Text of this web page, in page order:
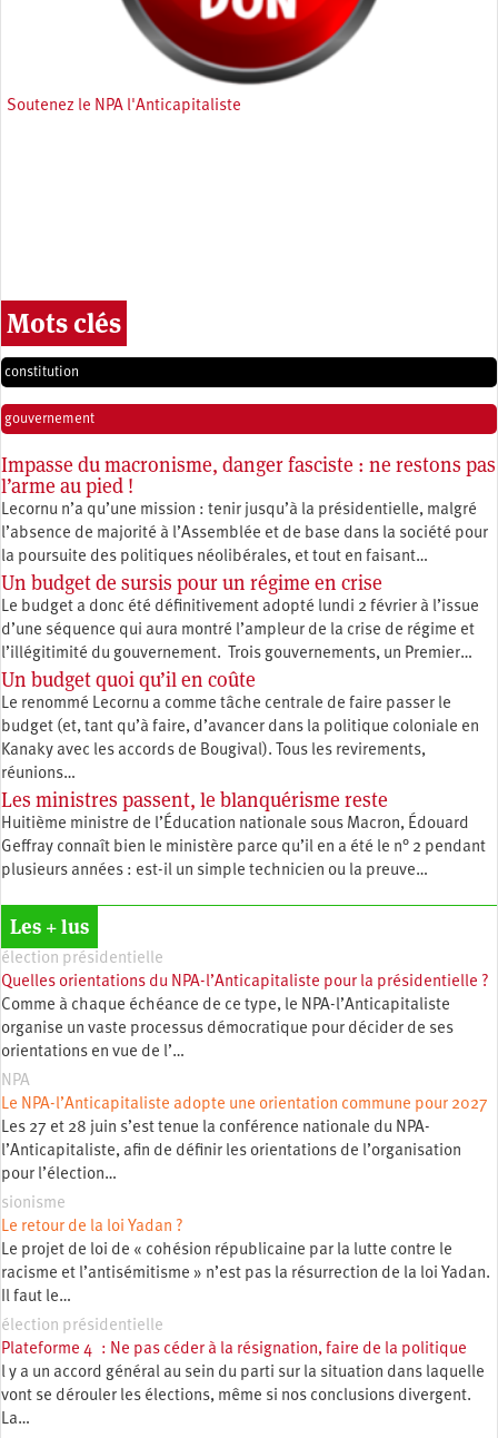
Soutenez le NPA l'Anticapitaliste
Mots clés
constitution
gouvernement
Impasse du macronisme, danger fasciste : ne restons pas
l’arme au pied !
Lecornu n’a qu’une mission : tenir jusqu’à la présidentielle, malgré
l’absence de majorité à l’Assemblée et de base dans la société pour
la poursuite des politiques néolibérales, et tout en faisant…
Un budget de sursis pour un régime en crise
Le budget a donc été définitivement adopté lundi 2 février à l’issue
d’une séquence qui aura montré l’ampleur de la crise de régime et
l’illégitimité du gouvernement. Trois gouvernements, un Premier…
Un budget quoi qu’il en coûte
Le renommé Lecornu a comme tâche centrale de faire passer le
budget (et, tant qu’à faire, d’avancer dans la politique coloniale en
Kanaky avec les accords de Bougival). Tous les revirements,
réunions…
Les ministres passent, le blanquérisme reste
Huitième ministre de l’Éducation nationale sous Macron, Édouard
Geffray connaît bien le ministère parce qu’il en a été le n° 2 pendant
plusieurs années : est-il un simple technicien ou la preuve…
Les + lus
élection présidentielle
Quelles orientations du NPA-l’Anticapitaliste pour la présidentielle ?
Comme à chaque échéance de ce type, le NPA-l’Anticapitaliste
organise un vaste processus démocratique pour décider de ses
orientations en vue de l’…
NPA
Le NPA-l’Anticapitaliste adopte une orientation commune pour 2027
Les 27 et 28 juin s’est tenue la conférence nationale du NPA-
l’Anticapitaliste, afin de définir les orientations de l’organisation
pour l’élection…
sionisme
Le retour de la loi Yadan ?
Le projet de loi de « cohésion républicaine par la lutte contre le
racisme et l’antisémitisme » n’est pas la résurrection de la loi Yadan.
Il faut le…
élection présidentielle
Plateforme 4 : Ne pas céder à la résignation, faire de la politique
l y a un accord général au sein du parti sur la situation dans laquelle
vont se dérouler les élections, même si nos conclusions divergent.
La…